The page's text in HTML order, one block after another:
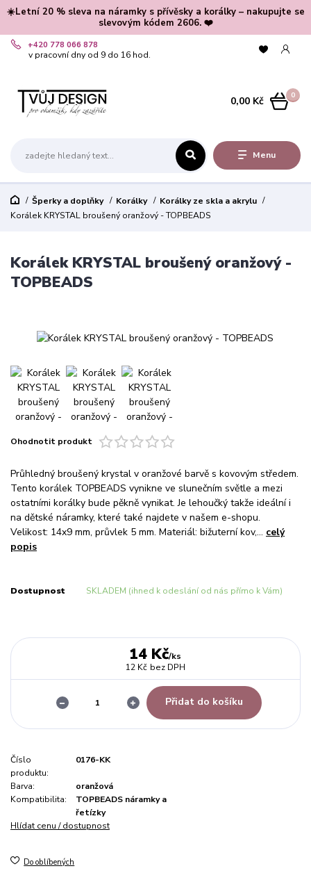
☀️Letní 20 % sleva na náramky s přívěsky a korálky – nakupujte se
slevovým kódem 2606. ❤️
Menu
+420 778 066 878
v pracovní dny od 9 do 16 hod.
0
0,00 Kč
Šperky a doplňky Korálky
Korálky ze skla a akrylu
Korálek KRYSTAL broušený oranžový - TOPBEADS
Korálek KRYSTAL broušený oranžový -
TOPBEADS
Ohodnotit produkt
Průhledný broušený krystal v oranžové barvě s kovovým středem.
Tento korálek TOPBEADS vynikne ve slunečním světle a mezi
ostatními korálky bude pěkně vynikat. Je lehoučký takže ideální i
na dětské náramky, které také najdete v našem e-shopu.
Velikost: 14x9 mm, průvlek 5 mm. Materiál: bižuterní kov,... celý
popis
Dostupnost SKLADEM (ihned k odeslání od nás přímo k Vám)
14 Kč/ks
12 Kč bez DPH
Přidat do košíku
Číslo
produktu:
0176-KK
Barva:
oranžová
Kompatibilita:
TOPBEADS náramky a
řetízky
Hlídat cenu / dostupnost
Do oblíbených